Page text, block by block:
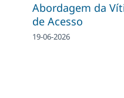
Abordagem da
de Acesso
19-06-2026